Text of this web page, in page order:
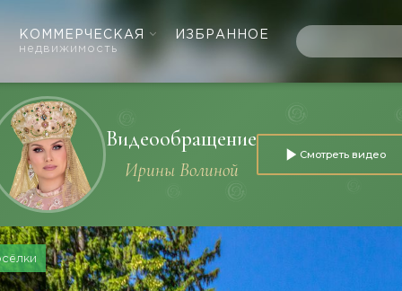
КОММЕРЧЕСКАЯ
недвижимость
ИЗБРАННОЕ
Видеообращение
Ирины Волиной
Смотреть видео